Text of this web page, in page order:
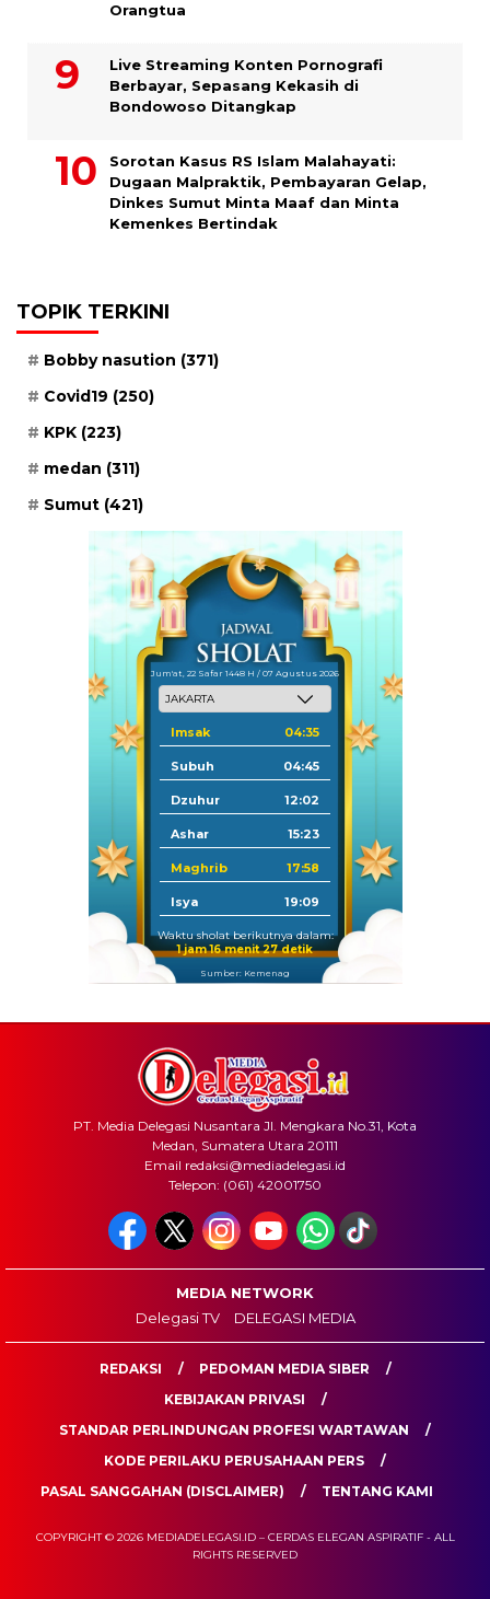
Orangtua
Live Streaming Konten Pornografi
Berbayar, Sepasang Kekasih di
Bondowoso Ditangkap
Sorotan Kasus RS Islam Malahayati:
Dugaan Malpraktik, Pembayaran Gelap,
Dinkes Sumut Minta Maaf dan Minta
Kemenkes Bertindak
TOPIK TERKINI
Bobby nasution (371)
Covid19 (250)
KPK (223)
medan (311)
Sumut (421)
Jum'at, 22 Safar 1448 H / 07 Agustus 2026
Imsak 04:35
Subuh 04:45
Dzuhur 12:02
Ashar 15:23
Maghrib 17:58
Isya 19:09
Waktu sholat berikutnya dalam:
1 jam 16 menit 27 detik
Sumber: Kemenag
PT. Media Delegasi Nusantara Jl. Mengkara No.31, Kota
Medan, Sumatera Utara 20111
Email redaksi@mediadelegasi.id
Telepon: (061) 42001750
MEDIA NETWORK
Delegasi TV
DELEGASI MEDIA
REDAKSI
PEDOMAN MEDIA SIBER
KEBIJAKAN PRIVASI
STANDAR PERLINDUNGAN PROFESI WARTAWAN
KODE PERILAKU PERUSAHAAN PERS
PASAL SANGGAHAN (DISCLAIMER)
TENTANG KAMI
COPYRIGHT © 2026 MEDIADELEGASI.ID – CERDAS ELEGAN ASPIRATIF - ALL
RIGHTS RESERVED